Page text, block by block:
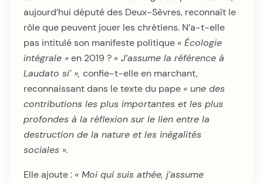
aujourd’hui député des Deux-Sèvres, reconnaît le
rôle que peuvent jouer les chrétiens. N’a-t-elle
pas intitulé son manifeste politique « Écologie
intégrale »en 2019 ? « J’assume la référence à
Laudato si’ », confie-t-elle en marchant,
reconnaissant dans le texte du pape « une des
contributions les plus importantes et les plus
profondes à la réflexion sur le lien entre la
destruction de la nature et les inégalités
sociales ».
Elle ajoute : « Moi qui suis athée, j’assume